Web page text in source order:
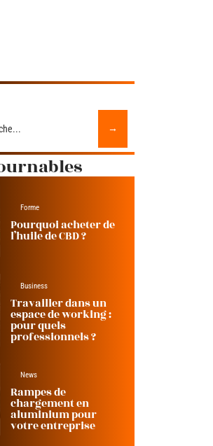
Forme
Pourquoi acheter de
l’huile de CBD ?
Business
Travailler dans un
espace de working :
pour quels
professionnels ?
News
Rampes de
chargement en
aluminium pour
votre entreprise